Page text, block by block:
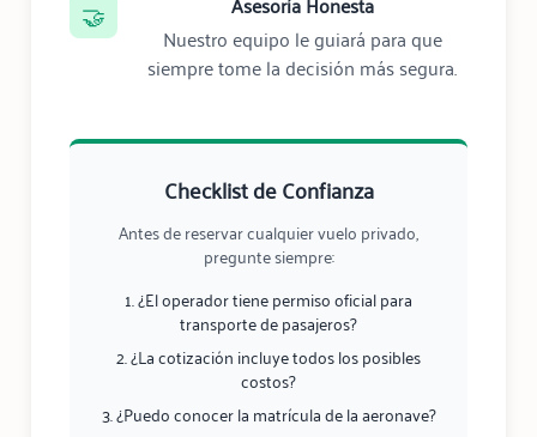
🤝
Nuestro equipo le guiará para que
siempre tome la decisión más segura.
Checklist de Confianza
Antes de reservar cualquier vuelo privado,
pregunte siempre:
¿El operador tiene permiso oficial para
transporte de pasajeros?
¿La cotización incluye todos los posibles
costos?
¿Puedo conocer la matrícula de la aeronave?